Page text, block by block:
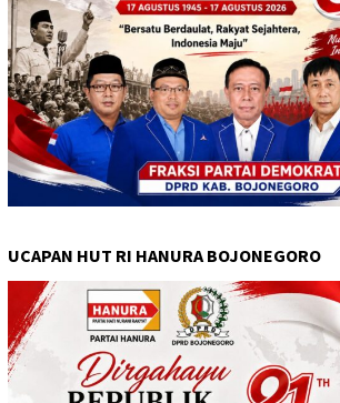
UCAPAN HUT RI HANURA BOJONEGORO